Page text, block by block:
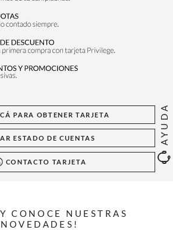
AYUDA
PARA OBTENER TARJETA
ESTADO DE CUENTAS
CONTACTO TARJETA
CONOCE NUESTRAS
NOVEDADES!